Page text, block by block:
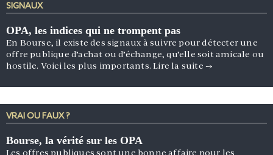
SIGNAUX
OPA, les indices qui ne trompent pas
En Bourse, il existe des signaux à suivre pour détecter une
offre publique d’achat ou d’échange, qu’elle soit amicale ou
hostile. Voici les plus importants.Lire la suite →
VRAI OU FAUX ?
Bourse, la vérité sur les OPA
Les offres publiques sont une bonne affaire pour les